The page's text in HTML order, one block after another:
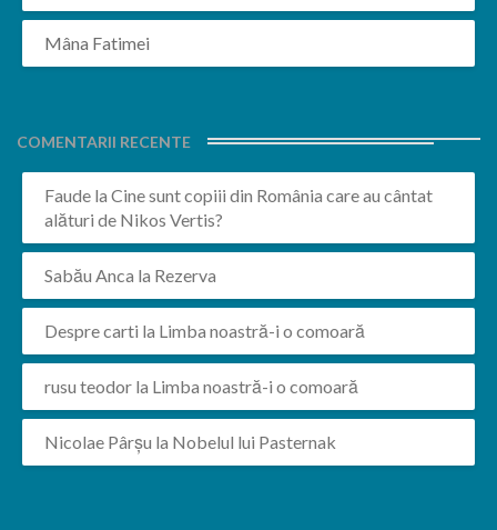
Mâna Fatimei
COMENTARII RECENTE
Faude la Cine sunt copiii din România care au cântat
alături de Nikos Vertis?
Sabău Anca la Rezerva
Despre carti la Limba noastră-i o comoară
rusu teodor la Limba noastră-i o comoară
Nicolae Pârșu la Nobelul lui Pasternak